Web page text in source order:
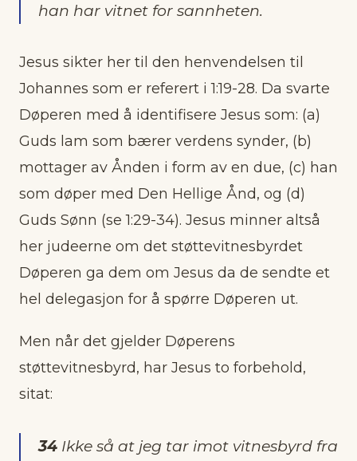
han har vitnet for sannheten.
Jesus sikter her til den henvendelsen til
Johannes som er referert i 1:19-28. Da svarte
Døperen med å identifisere Jesus som: (a)
Guds lam som bærer verdens synder, (b)
mottager av Ånden i form av en due, (c) han
som døper med Den Hellige Ånd, og (d)
Guds Sønn (se 1:29-34). Jesus minner altså
her judeerne om det støttevitnesbyrdet
Døperen ga dem om Jesus da de sendte et
hel delegasjon for å spørre Døperen ut.
Men når det gjelder Døperens
støttevitnesbyrd, har Jesus to forbehold,
sitat:
34 Ikke så at jeg tar imot vitnesbyrd fra